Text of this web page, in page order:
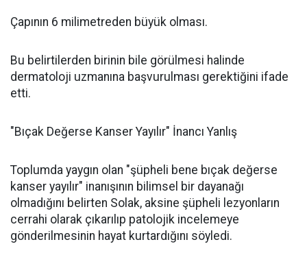
Çapının 6 milimetreden büyük olması.
Bu belirtilerden birinin bile görülmesi halinde
dermatoloji uzmanına başvurulması gerektiğini ifade
etti.
"Bıçak Değerse Kanser Yayılır" İnancı Yanlış
Toplumda yaygın olan "şüpheli bene bıçak değerse
kanser yayılır" inanışının bilimsel bir dayanağı
olmadığını belirten Solak, aksine şüpheli lezyonların
cerrahi olarak çıkarılıp patolojik incelemeye
gönderilmesinin hayat kurtardığını söyledi.